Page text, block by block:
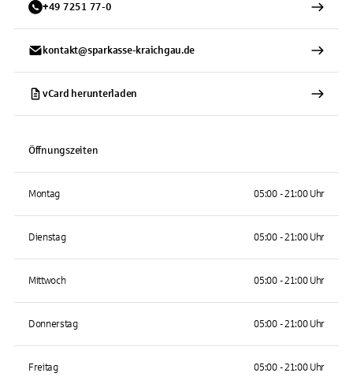
+49 7251 77-0
kontakt@sparkasse-kraichgau.de
vCard herunterladen
Öffnungszeiten
Montag 05:00 - 21:00 Uhr
Dienstag 05:00 - 21:00 Uhr
Mittwoch 05:00 - 21:00 Uhr
Donnerstag 05:00 - 21:00 Uhr
Freitag 05:00 - 21:00 Uhr